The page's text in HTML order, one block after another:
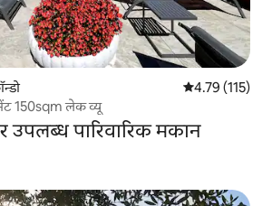
औसत रेटिंग 5 में से
4.79 (115)
150sqm लेक व्यू
उपलब्ध पारिवारिक मकान